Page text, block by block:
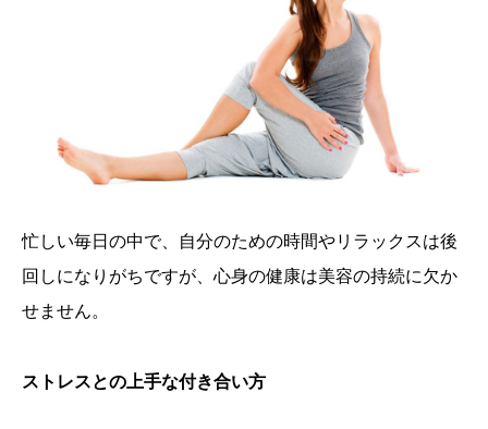
忙しい毎日の中で、自分のための時間やリラックスは後
回しになりがちですが、心身の健康は美容の持続に欠か
せません。
ストレスとの上手な付き合い方